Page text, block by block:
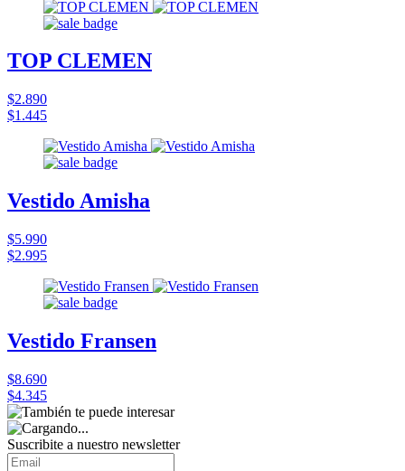
TOP CLEMEN
$2.890
$1.445
Vestido Amisha
$5.990
$2.995
Vestido Fransen
$8.690
$4.345
Suscribite a nuestro newsletter